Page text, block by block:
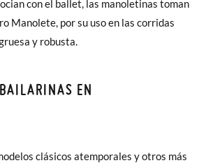
con el ballet, las manoletinas toman
Manolete, por su uso en las corridas
y robusta.
EN
clásicos atemporales y otros más